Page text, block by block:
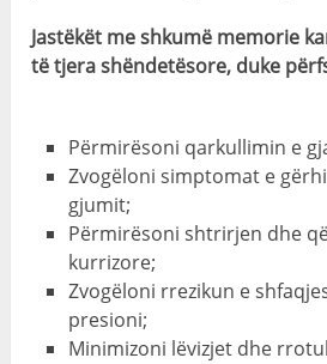
Jastëkët me shkumë memorie
të tjera shëndetësore, duke
Përmirësoni qarkullimin e
Zvogëloni simptomat e
gjumit;
Përmirësoni shtrirjen dhe
kurrizore;
Zvogëloni rrezikun e
presioni;
Minimizoni lëvizjet dhe